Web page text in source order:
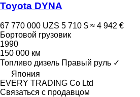
Toyota DYNA
67 770 000 UZS 5 710 $ ≈ 4 942 €
Бортовой грузовик
1990
150 000 км
Топливо дизель Правый руль ✓
Япония
EVERY TRADING Co Ltd
Связаться с продавцом